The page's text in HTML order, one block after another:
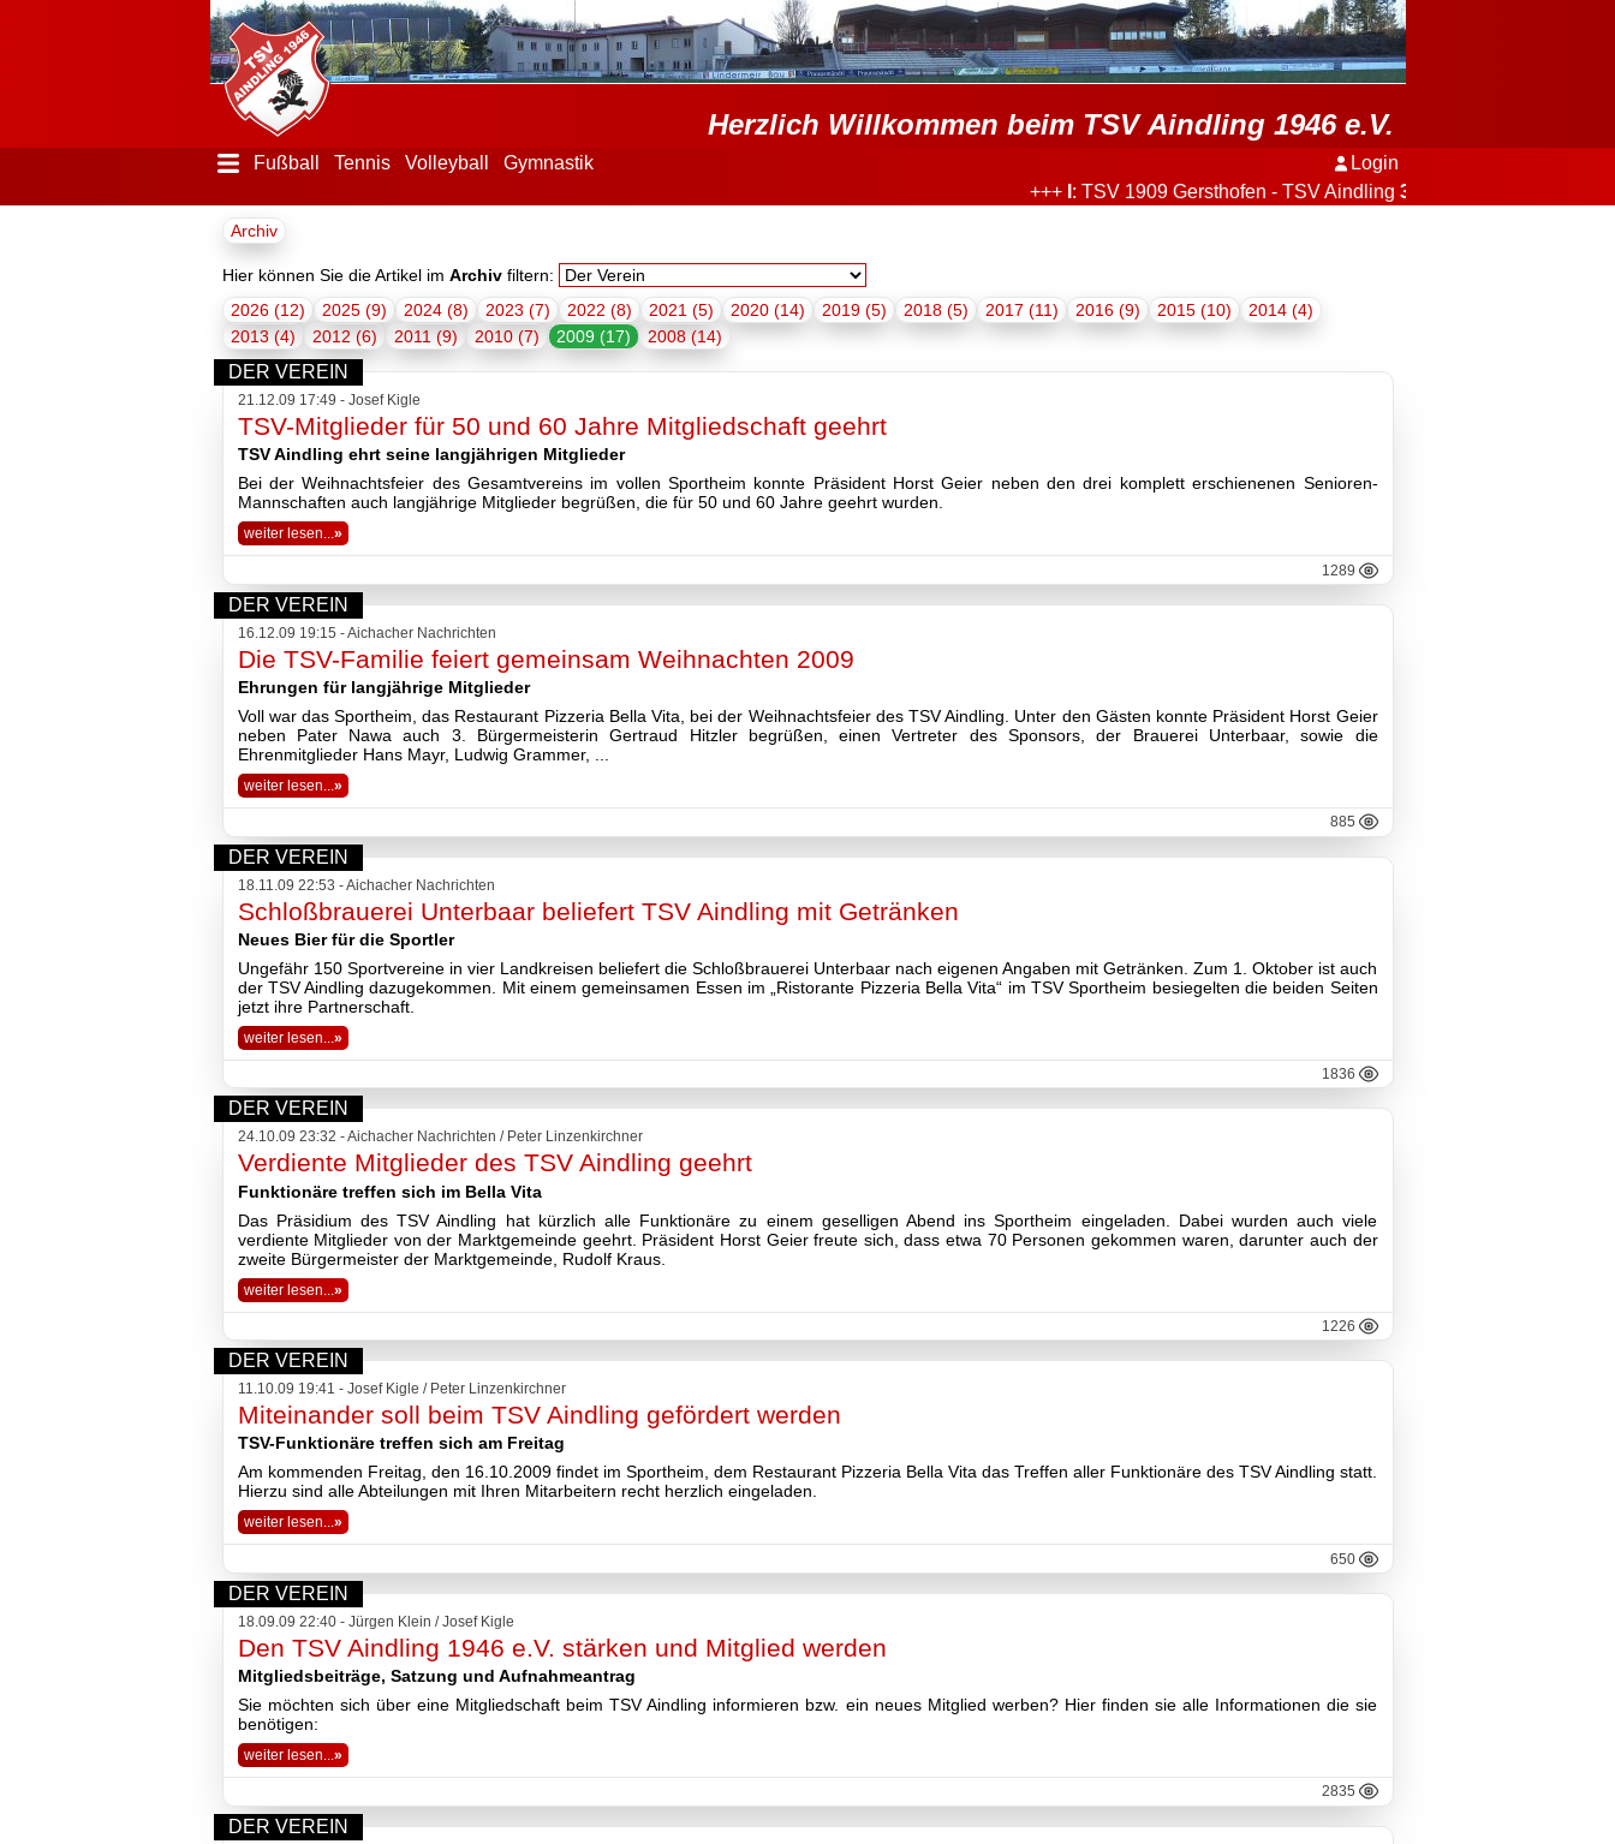
Herzlich Willkommen beim TSV Aindling 1946 e.V.
Fußball Tennis Volleyball Gymnastik
Login
: TSV 1909 Gersthofen - TSV Aindling3:2 +++
Menü
ausblenden
Der
Verein
Fußball
Volleyball
Stockschützen
Gymnastik
Basketball
TSV
Gaststätte
Sponsoren
Terminkalender
Fotogalerie
Wegbeschreibung
Archiv
2026
2025
2024
2023
2022
2021
2020
2018
2017
2016
2015
2014
2013
2012
2011
2010
2009
Impressum
Datenschutzerklärung
Haftungsausschluss
Archiv
Hier können Sie die Artikel im Archivfiltern:
2026 (12)
2025 (9) 2024 (8) 2023 (7) 2022 (8) 2021 (5) 2020 (14) 2019 (5) 2018 (5) 2017 (11) 2016 (9) 2015 (10)
2014 (4)
2013 (4)
2012 (6) 2011 (9) 2010 (7) 2009 (17) 2008 (14)
DER VEREIN
21.12.09 17:49 - Josef Kigle
TSV-Mitglieder für 50 und 60 Jahre Mitgliedschaft geehrt
TSV Aindling ehrt seine langjährigen Mitglieder
Bei der Weihnachtsfeier des Gesamtvereins im vollen Sportheim konnte Präsident Horst Geier neben den drei komplett erschienenen Senioren-
Mannschaften auch langjährige Mitglieder begrüßen, die für 50 und 60 Jahre geehrt wurden.
weiter lesen...»
1289
DER VEREIN
16.12.09 19:15 - Aichacher Nachrichten
Die TSV-Familie feiert gemeinsam Weihnachten 2009
Ehrungen für langjährige Mitglieder
Voll war das Sportheim, das Restaurant Pizzeria Bella Vita, bei der Weihnachtsfeier des TSV Aindling. Unter den Gästen konnte Präsident Horst Geier
neben Pater Nawa auch 3. Bürgermeisterin Gertraud Hitzler begrüßen, einen Vertreter des Sponsors, der Brauerei Unterbaar, sowie die
Ehrenmitglieder Hans Mayr, Ludwig Grammer, ...
weiter lesen...»
885
DER VEREIN
18.11.09 22:53 - Aichacher Nachrichten
Schloßbrauerei Unterbaar beliefert TSV Aindling mit Getränken
Neues Bier für die Sportler
Ungefähr 150 Sportvereine in vier Landkreisen beliefert die Schloßbrauerei Unterbaar nach eigenen Angaben mit Getränken. Zum 1. Oktober ist auch
der TSV Aindling dazugekommen. Mit einem gemeinsamen Essen im „Ristorante Pizzeria Bella Vita“ im TSV Sportheim besiegelten die beiden Seiten
jetzt ihre Partnerschaft.
weiter lesen...»
1836
DER VEREIN
24.10.09 23:32 - Aichacher Nachrichten / Peter Linzenkirchner
Verdiente Mitglieder des TSV Aindling geehrt
Funktionäre treffen sich im Bella Vita
Das Präsidium des TSV Aindling hat kürzlich alle Funktionäre zu einem geselligen Abend ins Sportheim eingeladen. Dabei wurden auch viele
verdiente Mitglieder von der Marktgemeinde geehrt. Präsident Horst Geier freute sich, dass etwa 70 Personen gekommen waren, darunter auch der
zweite Bürgermeister der Marktgemeinde, Rudolf Kraus.
weiter lesen... »
1226
DER VEREIN
11.10.09 19:41 - Josef Kigle / Peter Linzenkirchner
Miteinander soll beim TSV Aindling gefördert werden
TSV-Funktionäre treffen sich am Freitag
Am kommenden Freitag, den 16.10.2009 findet im Sportheim, dem Restaurant Pizzeria Bella Vita das Treffen aller Funktionäre des TSV Aindling statt.
Hierzu sind alle Abteilungen mit Ihren Mitarbeitern recht herzlich eingeladen.
weiter lesen...»
650
DER VEREIN
18.09.09 22:40 - Jürgen Klein / Josef Kigle
Den TSV Aindling 1946 e.V. stärken und Mitglied werden
Mitgliedsbeiträge, Satzung und Aufnahmeantrag
Sie möchten sich über eine Mitgliedschaft beim TSV Aindling informieren bzw. ein neues Mitglied werben? Hier finden sie alle Informationen die sie
benötigen:
weiter lesen...»
2835
DER VEREIN